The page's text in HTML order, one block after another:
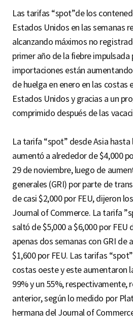
Las tarifas “spot”de los
Estados Unidos en las semanas
alcanzando máximos no
primer año de la fiebre impulsada
importaciones están
de huelga en enero en las costas
Estados Unidos y gracias a un
comprimido después de las
La tarifa “spot” desde Asia
aumentó a alrededor de $4,000
29 de noviembre, luego de
generales (GRI) por parte de
de casi $2,000 por FEU, dijeron
Journal of Commerce. La tarifa
saltó de $5,000 a $6,000 por FEU
apenas dos semanas con GRI de
$1,600 por FEU. Las tarifas
costas oeste y este aumentaron
99% y un 55%, respectivamente,
anterior, según lo medido por
hermana del Journal of